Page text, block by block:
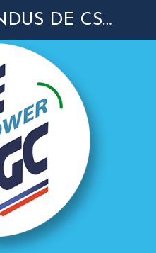
COMPTES RENDUS DE CSEC